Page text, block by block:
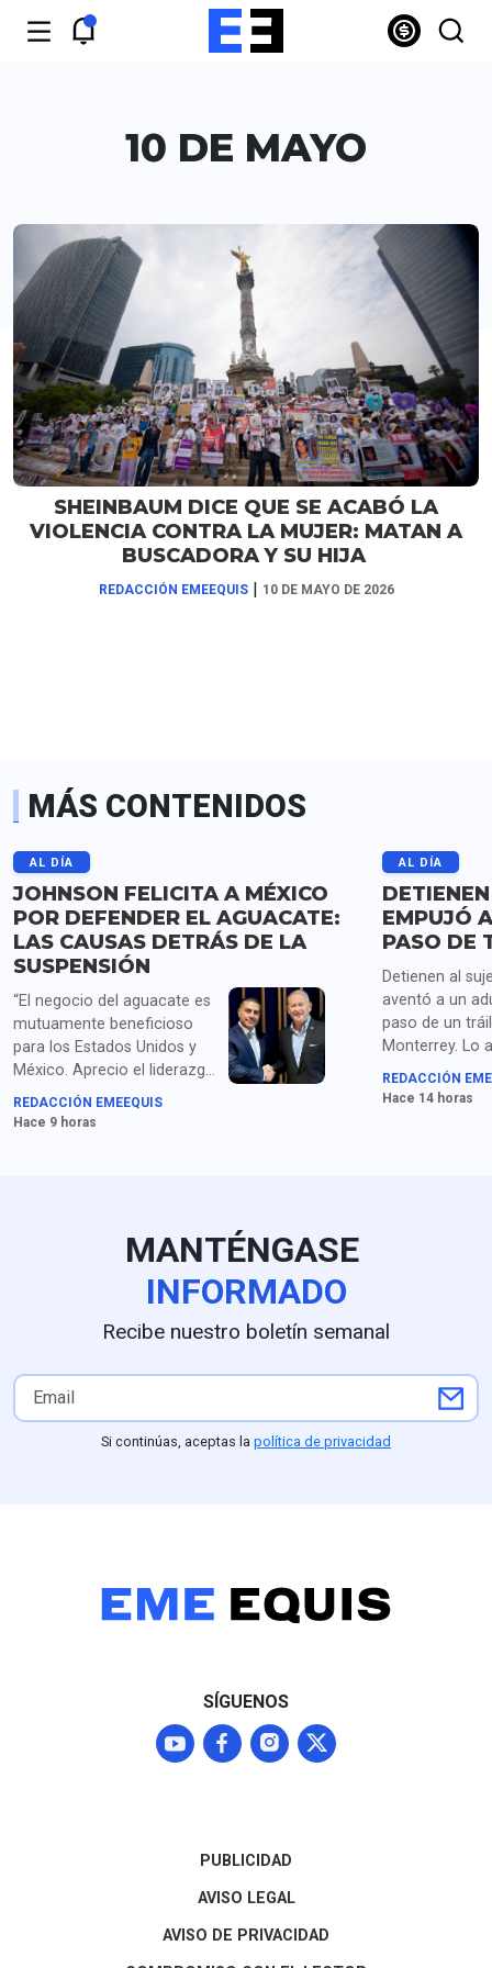
10 DE MAYO
SHEINBAUM DICE QUE SE ACABÓ LA
VIOLENCIA CONTRA LA MUJER: MATAN A
BUSCADORA Y SU HIJA
REDACCIÓN EMEEQUIS | 10 DE MAYO DE 2026
MÁS CONTENIDOS
AL DÍA
JOHNSON FELICITA A MÉXICO
POR DEFENDER EL AGUACATE:
LAS CAUSAS DETRÁS DE LA
SUSPENSIÓN
“El negocio del aguacate es
mutuamente beneficioso
para los Estados Unidos y
México. Aprecio el liderazgo
de la presidenta Sheinbaum
y los compromisos de
principal obstáculo.
REDACCIÓN EMEEQUIS
Hace 9 horas
AL DÍA
EMPUJÓ
PASO DE
Detienen al
aventó a un
paso de un
Monterrey. Lo
homicidio y
droga.
REDACCIÓN
Hace 14 horas
MANTÉNGASE
INFORMADO
Recibe nuestro boletín semanal
Si continúas, aceptas la política de privacidad
SÍGUENOS
PUBLICIDAD
AVISO LEGAL
AVISO DE PRIVACIDAD